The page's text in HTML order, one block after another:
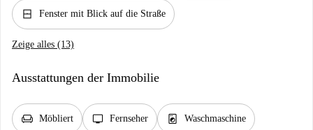
window_closed Fenster mit Blick auf die Straße
Zeige alles (13)
Ausstattungen der Immobilie
chair Möbliert tv Fernseher local_laundry_service Waschmaschine